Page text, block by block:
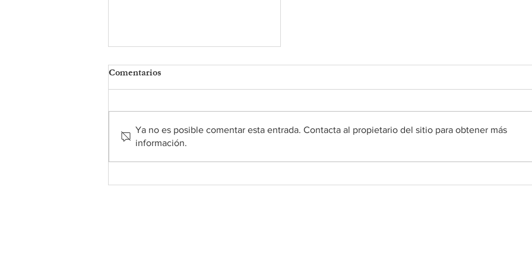
DESPENSA DE
MARTÍN - 19 DE ABRIL DE
Comentarios
Ya no es posible comentar esta entrada. Contacta al propietario del sitio para obtener más
información.